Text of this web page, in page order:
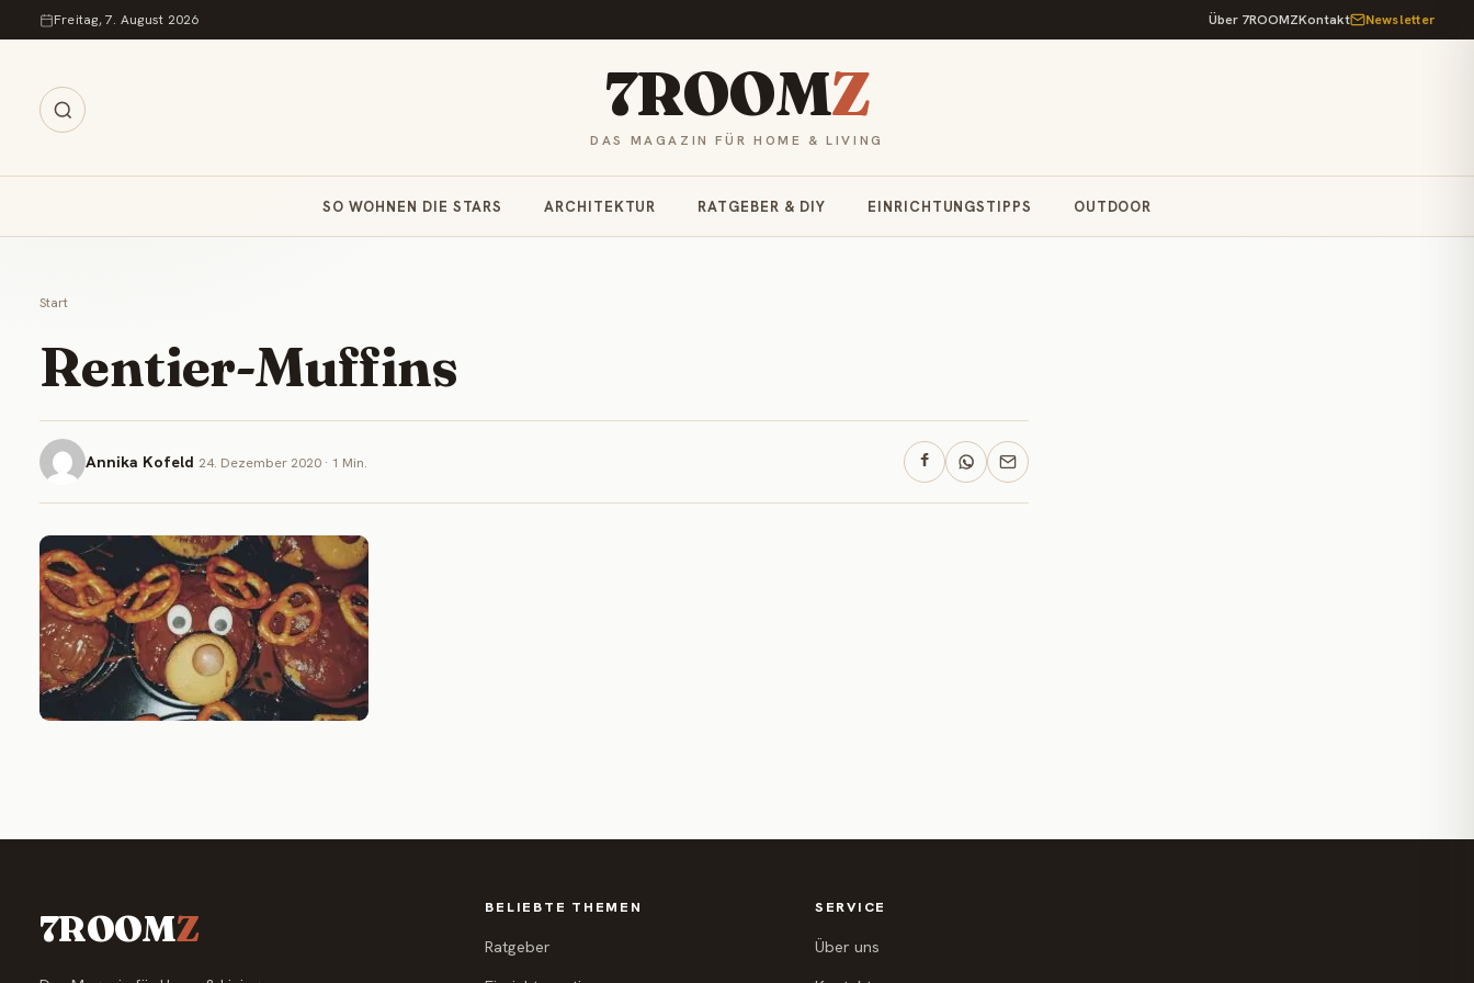
Zum Inhalt springen
Freitag, 7. August 2026 Über 7ROOMZKontakt Newsletter
7ROOMZ
DAS MAGAZIN FÜR HOME & LIVING
SO WOHNEN DIE STARS ARCHITEKTUR RATGEBER & DIY EINRICHTUNGSTIPPS OUTDOOR
Start
Rentier-Muffins
Annika Kofeld 24. Dezember 2020 · 1 Min.
7ROOMZ BELIEBTE THEMEN
Ratgeber
SERVICE
Über uns